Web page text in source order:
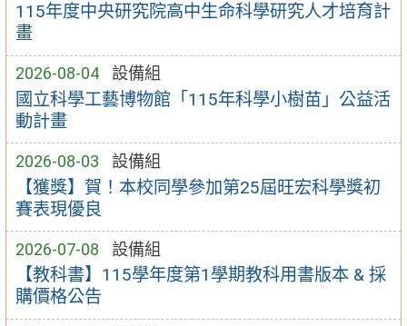
115年度中央研究院高中生命科學研究人才培育計
畫
2026-08-04 設備組
國立科學工藝博物館「115年科學小樹苗」公益活
動計畫
2026-08-03 設備組
【獲獎】賀！本校同學參加第25屆旺宏科學獎初
賽表現優良
2026-07-08 設備組
【教科書】115學年度第1學期教科用書版本 & 採
購價格公告